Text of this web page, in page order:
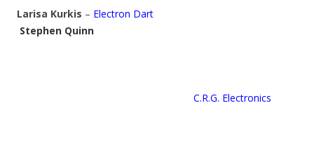
Larisa Kurkis – Electron Dart
Stephen Quinn
C.R.G. Electronics